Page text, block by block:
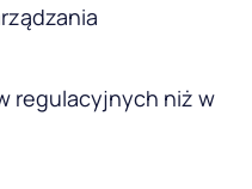
regulacyjnych niż w